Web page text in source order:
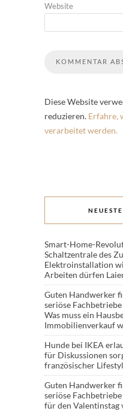
Website
Diese Website
reduzieren. Erfahre,
verarbeitet werden.
Smart-Home-
Schaltzentrale des
Elektroinstallation
Arbeiten dürfen
Guten Handwerker
seriöse Fachbetriebe
Was muss ein
Immobilienverkauf
Hunde bei IKEA
für Diskussionen
französischer
Guten Handwerker
seriöse Fachbetriebe
für den Valentinstag